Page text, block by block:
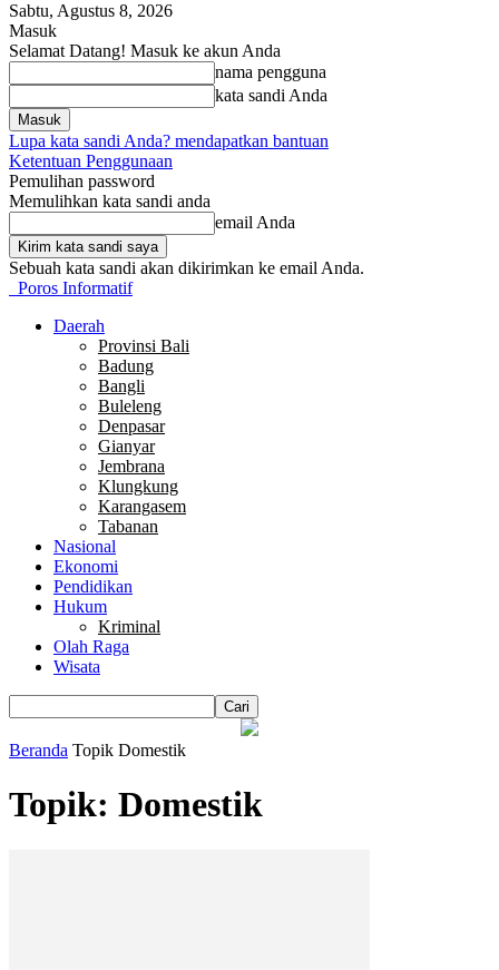
Sabtu, Agustus 8, 2026
Masuk
Selamat Datang! Masuk ke akun Anda
nama pengguna
kata sandi Anda
Lupa kata sandi Anda? mendapatkan bantuan
Ketentuan Penggunaan
Pemulihan password
Memulihkan kata sandi anda
email Anda
Sebuah kata sandi akan dikirimkan ke email Anda.
Poros Informatif
Daerah
Provinsi Bali
Badung
Bangli
Buleleng
Denpasar
Gianyar
Jembrana
Klungkung
Karangasem
Tabanan
Nasional
Ekonomi
Pendidikan
Hukum
Kriminal
Olah Raga
Wisata
Beranda Topik Domestik
Topik: Domestik